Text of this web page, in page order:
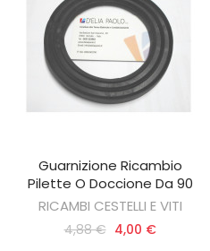
AGGIUNGI AL CARRELLO
Guarnizione Ricambio
Pilette O Doccione Da 90
RICAMBI CESTELLI E VITI
4,88 € 4,00 €